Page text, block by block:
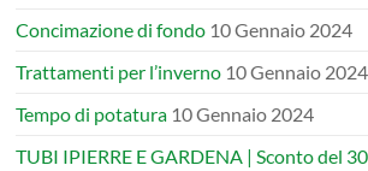
Concimazione di fondo 10 Gennaio 2024
Trattamenti per l’inverno 10 Gennaio 2024
Tempo di potatura 10 Gennaio 2024
TUBI IPIERRE E GARDENA | Sconto del